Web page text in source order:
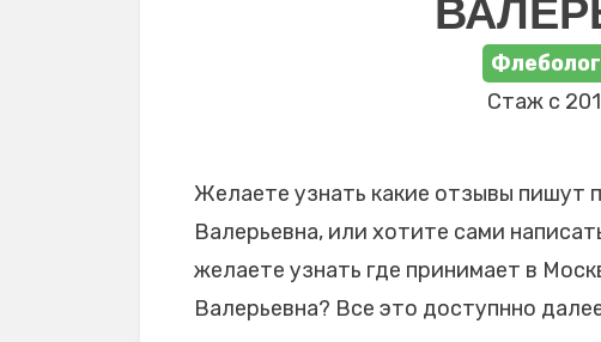
Стаж с
Желаете узнать какие отзывы пишут
Валерьевна, или хотите сами
желаете узнать где принимает в
Валерьевна? Все это доступнно